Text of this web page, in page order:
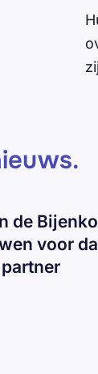
.
de
voor